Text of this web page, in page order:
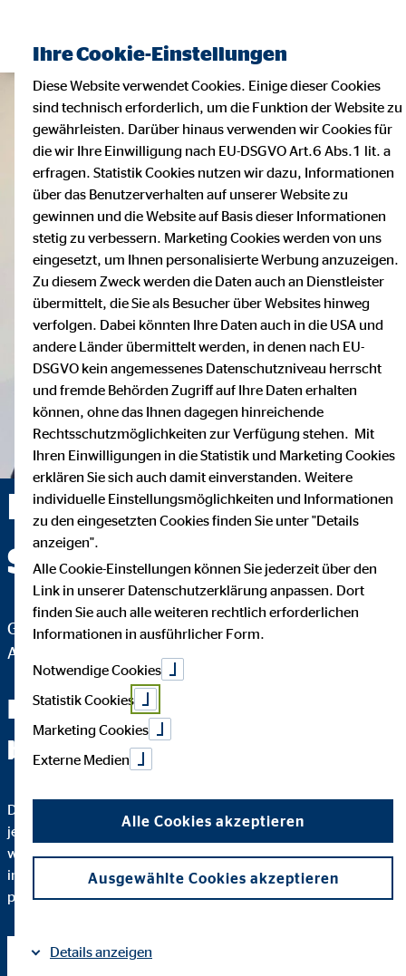
Detlef Rowinsky —
Sereetz
Geschäftsstellenleiter für die OVB Vermögensberatung
AG
Fachchinesisch werden Sie
bei mir nicht hören.
Das Wichtigste an einer guten Finanzberatung ist, dass Sie
jeden Schritt verstehen. Darum erkläre ich Ihnen bis ins Detail,
warum ich eine bestimmte Finanzlösung empfehle und
inwiefern diese zu Ihnen und Ihren individuellen Bedürfnissen
passt.
Kontakt aufnehmen
Ihre Cookie-Einstellungen
Diese Website verwendet Cookies. Einige dieser Cookies
sind technisch erforderlich, um die Funktion der Website zu
gewährleisten. Darüber hinaus verwenden wir Cookies für
die wir Ihre Einwilligung nach EU-DSGVO Art.6 Abs.1 lit. a
erfragen. Statistik Cookies nutzen wir dazu, Informationen
über das Benutzerverhalten auf unserer Website zu
gewinnen und die Website auf Basis dieser Informationen
stetig zu verbessern. Marketing Cookies werden von uns
eingesetzt, um Ihnen personalisierte Werbung anzuzeigen.
Zu diesem Zweck werden die Daten auch an Dienstleister
übermittelt, die Sie als Besucher über Websites hinweg
verfolgen. Dabei könnten Ihre Daten auch in die USA und
andere Länder übermittelt werden, in denen nach EU-
DSGVO kein angemessenes Datenschutzniveau herrscht
und fremde Behörden Zugriff auf Ihre Daten erhalten
können, ohne das Ihnen dagegen hinreichende
Rechtsschutzmöglichkeiten zur Verfügung stehen. Mit
Ihren Einwilligungen in die Statistik und Marketing Cookies
erklären Sie sich auch damit einverstanden. Weitere
individuelle Einstellungsmöglichkeiten und Informationen
zu den eingesetzten Cookies finden Sie unter "Details
anzeigen".
Alle Cookie-Einstellungen können Sie jederzeit über den
Link in unserer Datenschutzerklärung anpassen. Dort
finden Sie auch alle weiteren rechtlich erforderlichen
Informationen in ausführlicher Form.
Notwendige Cookies
Statistik Cookies
Marketing Cookies
Externe Medien
Alle Cookies akzeptieren
Ausgewählte Cookies akzeptieren
Details anzeigen